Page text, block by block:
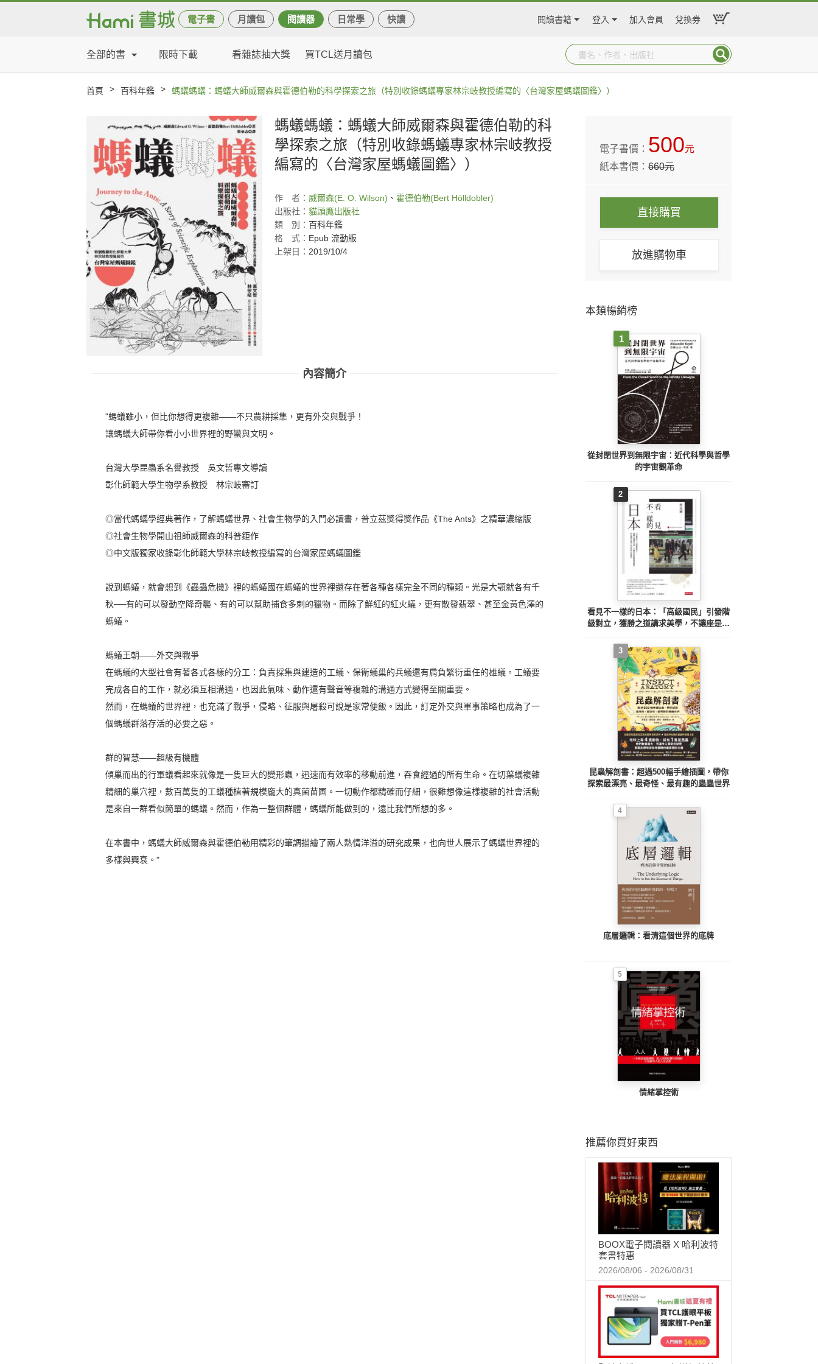
電子書 月讀包 閱讀器 日常學 快讀 閱讀書籍 登入 加入會員 兌換券
全部的書 限時下載 看雜誌抽大獎 買TCL送月讀包
首頁 > 百科年鑑 > 螞蟻螞蟻：螞蟻大師威爾森與霍德伯勒的科學探索之旅（特別收錄螞蟻專家林宗岐教授編寫的〈台灣家屋螞蟻圖鑑〉）
螞蟻螞蟻：螞蟻大師威爾森與霍德伯勒的科
學探索之旅（特別收錄螞蟻專家林宗岐教授
編寫的〈台灣家屋螞蟻圖鑑〉）
作 者： 威爾森(E. O. Wilson) 、 霍德伯勒(Bert Hölldobler)
出版社： 貓頭鷹出版社
類
別： 百科年鑑
格
式： Epub 流動版
上架日： 2019/10/4
內容簡介
"螞蟻雖小，但比你想得更複雜——不只農耕採集，更有外交與戰爭！
讓螞蟻大師帶你看小小世界裡的野蠻與文明。
台灣大學昆蟲系名譽教授 吳文哲專文導讀
彰化師範大學生物學系教授 林宗岐審訂
◎當代螞蟻學經典著作，了解螞蟻世界、社會生物學的入門必讀書，普立茲獎得獎作品《The Ants》之精華濃縮版
◎社會生物學開山祖師威爾森的科普鉅作
◎中文版獨家收錄彰化師範大學林宗岐教授編寫的台灣家屋螞蟻圖鑑
說到螞蟻，就會想到《蟲蟲危機》裡的螞蟻國在螞蟻的世界裡還存在著各種各樣完全不同的種類。光是大顎就各有千
秋──有的可以發動空降奇襲、有的可以幫助捕食多刺的獵物。而除了鮮紅的紅火蟻，更有散發翡翠、甚至金黃色澤的
螞蟻。
螞蟻王朝——外交與戰爭
在螞蟻的大型社會有著各式各樣的分工：負責採集與建造的工蟻、保衛蟻巢的兵蟻還有­肩負繁衍重任的雄蟻。工蟻要
完成各自的工作，就必須互相溝通，也因此氣味、動作還有聲音等複雜的溝通方式變得至關重要。
然而，在螞蟻的世界裡，也充滿了戰爭，侵略、征服與屠殺可說是家常便飯。因此，訂定外交與軍事策略也成為了一
個螞蟻群落存活的必要之惡。
群的智慧——超級有機體
傾巢而出的行軍蟻看起來就像是一隻巨大的變形蟲，迅速而有效率的移動前進，吞食經過的所有生命。在切葉蟻複雜
精細的巢穴裡，數百萬隻的工蟻種植著規模龐大的真菌苗圃。一切動作都精確而仔細，很難想像這樣複雜的社會活動
是來自一群看似簡單的螞蟻。然而，作為一整個群體，螞蟻所能做到的，遠比我們所想的多。
在本書中，螞蟻大師威爾森與霍德伯勒用精彩的筆調描繪了兩人熱情洋溢的研究成果，也向世人展示了螞蟻世界裡的
多樣與興衰。"
電子書價： 500元
紙本書價：660元
直接購買
放進購物車
本類暢銷榜
1
從封閉世界到無限宇宙：近代科學與哲學
的宇宙觀革命
2
看見不一樣的日本：「高級國民」引發階
級對立，獲勝之道講求美學，不讓座是怕
與社會觀察
3
昆蟲解剖書：超過500幅手繪插圖，帶你
探索最漂亮、最奇怪、最有趣的蟲蟲世界
4
底層邏輯：看清這個世界的底牌
5
情緒掌控術
推薦你買好東西
BOOX電子閱讀器 X 哈利波特
套書特惠
2026/08/06 - 2026/08/31